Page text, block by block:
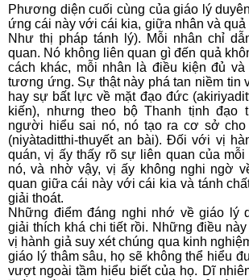
Phương diện cuối cùng của giáo lý
ứng cái này với cái kia, giữa nhân và quả
Như thị pháp tánh lý). Mỗi nhân chỉ
quan. Nó không liên quan gì đến quả
cách khác, mỗi nhân là điều kiện đủ và
tương ứng. Sự thật này phá tan niềm tin
hay sự bất lực về mặt đạo đức
kiến), nhưng theo bộ Thanh tịnh đạo
người hiểu sai nó, nó tạo ra cơ sở cho
(niyàtaditthi-thuyết an bài). Ðối với vị
quán, vị ấy thấy rõ sự liên quan của
nó, và nhờ vậy, vị ấy không nghi ngờ
quan giữa cái này với cái kia và tánh
giải thoát.
Những điểm đáng nghi nhớ về giáo lý
giải thích khá chi tiết rồi. Những điều
vị hành giả suy xét chúng qua kinh
giáo lý thâm sâu, họ sẽ không thể hiểu
vượt ngoài tầm hiểu biết của họ. Dĩ